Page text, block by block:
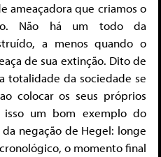
ameaçadora que criamos o
Não há um todo da
a menos quando o
de sua extinção. Dito de
totalidade da sociedade se
colocar os seus próprios
isso um bom exemplo do
negação de Hegel: longe
o momento final